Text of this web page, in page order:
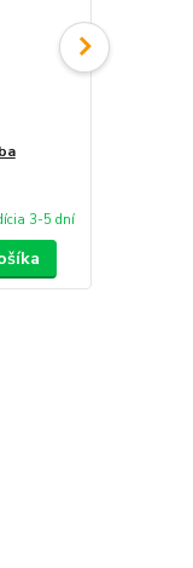
3-5 dní